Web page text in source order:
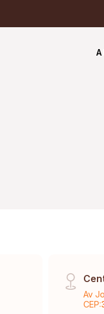
A
Av
CEP: